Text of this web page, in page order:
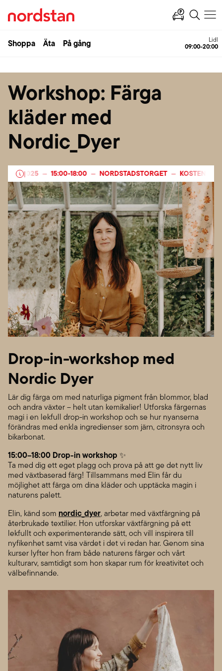
Shoppa Äta På gång Lidl
09:00-20:00
Workshop: Färga
kläder med
Nordic_Dyer
|
2025 — 15:00-18:00 — NORDSTADSTORGET — KOSTENLOS
Drop-in-workshop med
Nordic Dyer
Lär dig färga om med naturliga pigment från blommor, blad
och andra växter – helt utan kemikalier! Utforska färgernas
magi i en lekfull drop-in workshop och se hur nyanserna
förändras med enkla ingredienser som järn, citronsyra och
bikarbonat.
15:00–18:00 Drop-in workshop ✨
Ta med dig ett eget plagg och prova på att ge det nytt liv
med växtbaserad färg! Tillsammans med Elin får du
möjlighet att färga om dina kläder och upptäcka magin i
naturens palett.
Elin, känd som nordic_dyer, arbetar med växtfärgning på
återbrukade textilier. Hon utforskar växtfärgning på ett
lekfullt och experimenterande sätt, och vill inspirera till
nyfikenhet samt visa värdet i det vi redan har. Genom sina
kurser lyfter hon fram både naturens färger och vårt
kulturarv, samtidigt som hon skapar rum för kreativitet och
välbefinnande.